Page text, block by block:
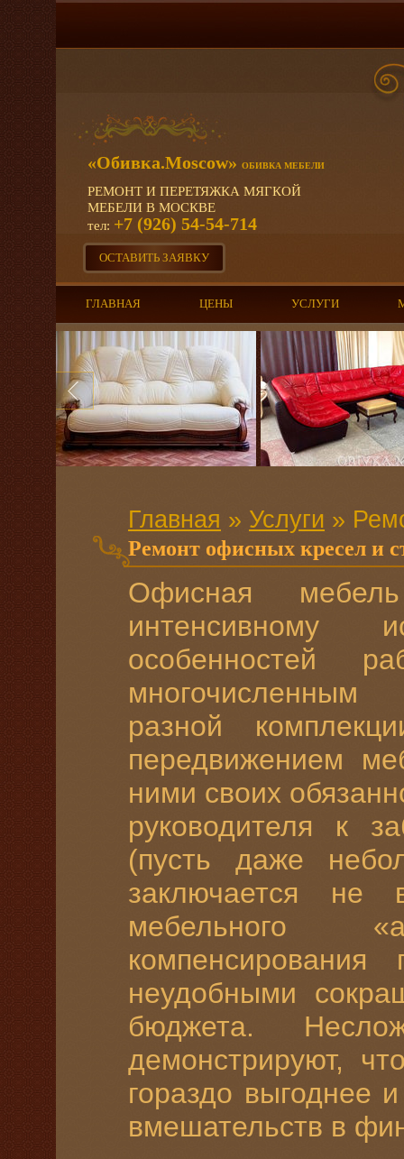
«Обивка.Moscow» ОБИВКА МЕБЕЛИ
РЕМОНТ И ПЕРЕТЯЖКА МЯГКОЙ
МЕБЕЛИ В МОСКВЕ
тел: +7 (926) 54-54-714
ОСТАВИТЬ ЗАЯВКУ
ГЛАВНАЯ ЦЕНЫ УСЛУГИ
Главная » Услуги »
Ремонт офисных кресел и
Офисная
интенсивному
особенностей
многочисленным
разной
передвижением
ними своих
руководителя к
(пусть даже
заключается не
мебельного
неудобными
бюджета.
демонстрируют,
гораздо выгоднее
вмешательств в